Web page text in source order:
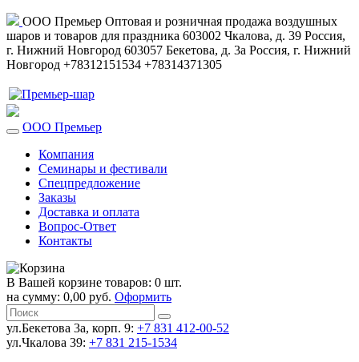
ООО Премьер Оптовая и розничная продажа воздушных
шаров и товаров для праздника 603002 Чкалова, д. 39 Россия,
г. Нижний Новгород 603057 Бекетова, д. 3а Россия, г. Нижний
Новгород +78312151534 +78314371305
ООО Премьер
Компания
Семинары и фестивали
Спецпредложение
Заказы
Доставка и оплата
Вопрос-Ответ
Контакты
В Вашей корзине товаров: 0 шт.
на сумму: 0,00 руб. Оформить
ул.Бекетова 3а, корп. 9: +7 831 412-00-52
ул.Чкалова 39: +7 831 215-1534